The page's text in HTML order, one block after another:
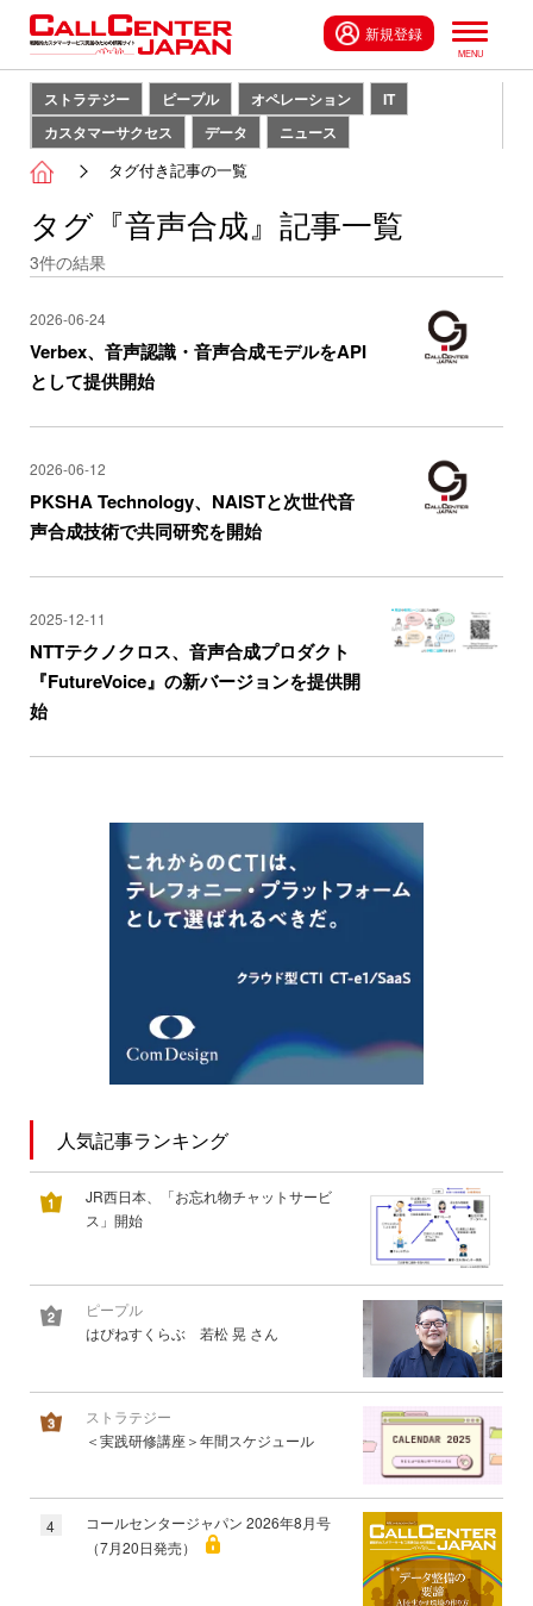
新規登録
ストラテジー ピープル オペレーション
IT
カスタマーサクセス
データ ニュース
タグ付き記事の一覧
タグ『音声合成』記事一覧
3件の結果
2026-06-24
Verbex、音声認識・音声合成モデルをAPI
として提供開始
2026-06-12
PKSHA Technology、NAISTと次世代音
声合成技術で共同研究を開始
2025-12-11
NTTテクノクロス、音声合成プロダクト
『FutureVoice』の新バージョンを提供開
始
人気記事ランキング
JR西日本、「お忘れ物チャットサービ
ス」開始
ピープル
はぴねすくらぶ 若松 晃 さん
ストラテジー
＜実践研修講座＞年間スケジュール
4
コールセンタージャパン 2026年8月号
（7月20日発売）